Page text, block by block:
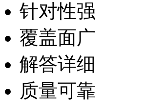
针对性强
覆盖面广
解答详细
质量可靠